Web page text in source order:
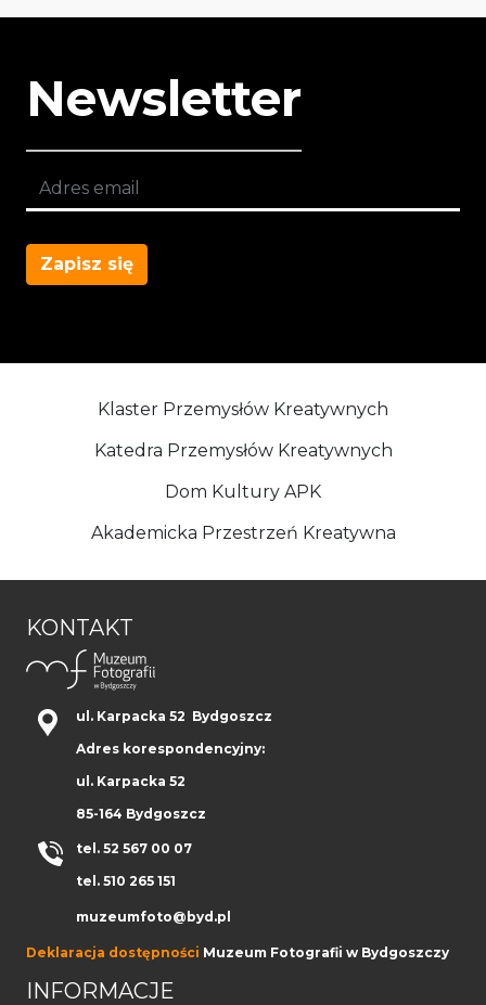
Newsletter
Zapisz się
Klaster Przemysłów Kreatywnych
Katedra Przemysłów Kreatywnych
Dom Kultury APK
Akademicka Przestrzeń Kreatywna
KONTAKT
ul. Karpacka 52 Bydgoszcz
Adres korespondencyjny:
ul. Karpacka 52
85-164 Bydgoszcz
tel. 52 567 00 07
tel. 510 265 151
muzeumfoto@byd.pl
Deklaracja dostępności Muzeum Fotografii w Bydgoszczy
INFORMACJE